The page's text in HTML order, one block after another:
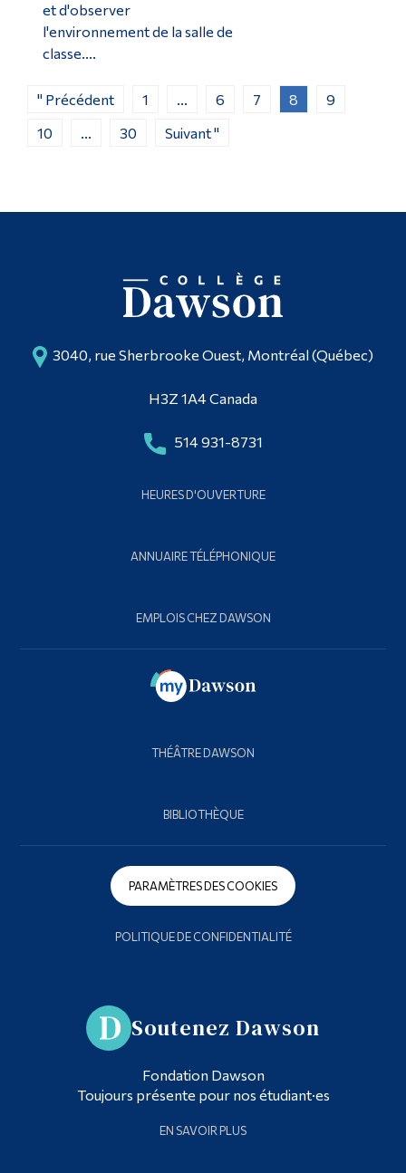
et d'observer
l'environnement de la salle de
classe....
" Précédent 1 ... 6 7 8
9
10
... 30 Suivant "
3040, rue Sherbrooke Ouest, Montréal (Québec)
H3Z 1A4 Canada
514 931-8731
HEURES D'OUVERTURE
ANNUAIRE TÉLÉPHONIQUE
EMPLOIS CHEZ DAWSON
THÉÂTRE DAWSON
BIBLIOTHÈQUE
PARAMÈTRES DES COOKIES
POLITIQUE DE CONFIDENTIALITÉ
Soutenez Dawson
Fondation Dawson
Toujours présente pour nos étudiant·es
EN SAVOIR PLUS